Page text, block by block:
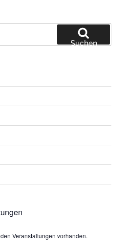
Suchen
Veranstaltungen vorhanden.